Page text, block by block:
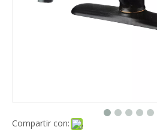
Compartir con: